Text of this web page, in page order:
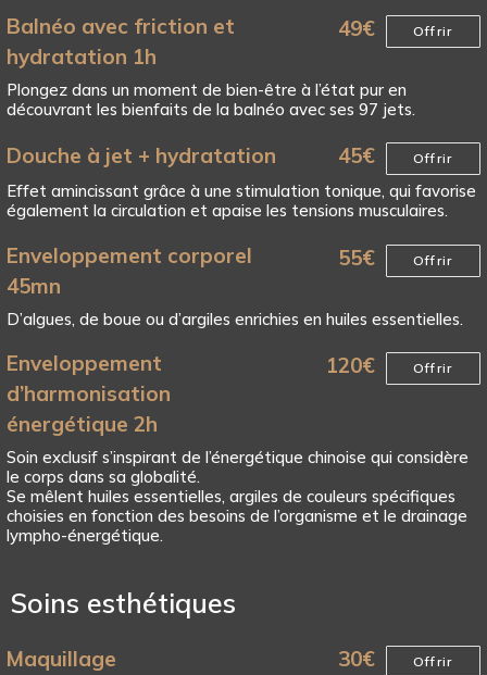
Balnéo avec friction et
hydratation 1h
49€ Offrir
Plongez dans un moment de bien-être à l’état pur en
découvrant les bienfaits de la balnéo avec ses 97 jets.
Douche à jet + hydratation 45€ Offrir
Effet amincissant grâce à une stimulation tonique, qui favorise
également la circulation et apaise les tensions musculaires.
Enveloppement corporel
45mn
55€ Offrir
D’algues, de boue ou d’argiles enrichies en huiles essentielles.
Enveloppement
d’harmonisation
énergétique 2h
120€ Offrir
Soin exclusif s’inspirant de l’énergétique chinoise qui considère
le corps dans sa globalité.
Se mêlent huiles essentielles, argiles de couleurs spécifiques
choisies en fonction des besoins de l’organisme et le drainage
lympho-énergétique.
Soins esthétiques
Maquillage 30€ Offrir